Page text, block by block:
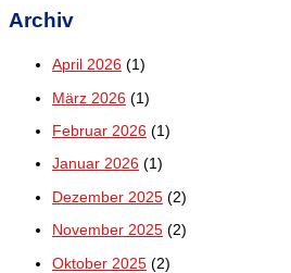
Archiv
April 2026 (1)
März 2026 (1)
Februar 2026 (1)
Januar 2026 (1)
Dezember 2025 (2)
November 2025 (2)
Oktober 2025 (2)